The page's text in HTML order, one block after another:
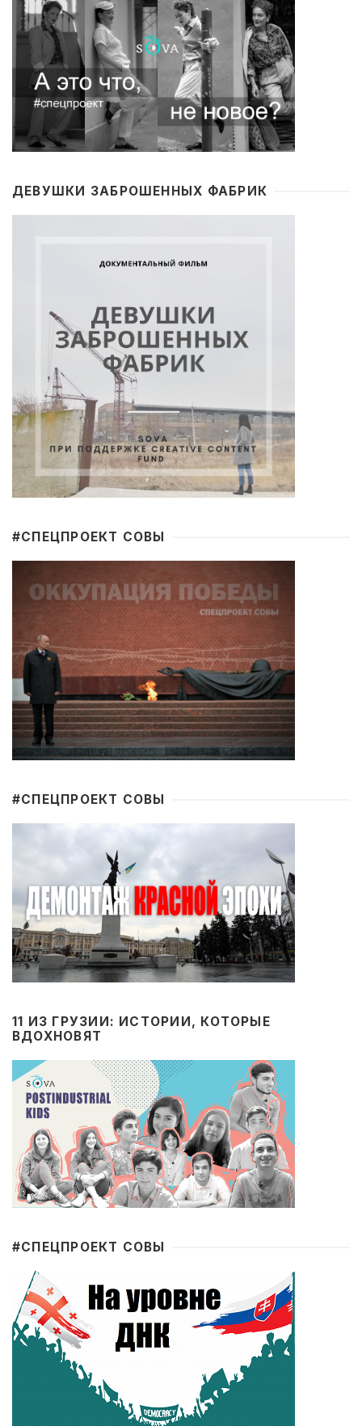
ДЕВУШКИ ЗАБРОШЕННЫХ ФАБРИК
#CПЕЦПРОЕКТ СОВЫ
#CПЕЦПРОЕКТ СОВЫ
11 ИЗ ГРУЗИИ: ИСТОРИИ, КОТОРЫЕ
ВДОХНОВЯТ
#CПЕЦПРОЕКТ СОВЫ